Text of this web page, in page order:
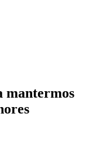
mantermos